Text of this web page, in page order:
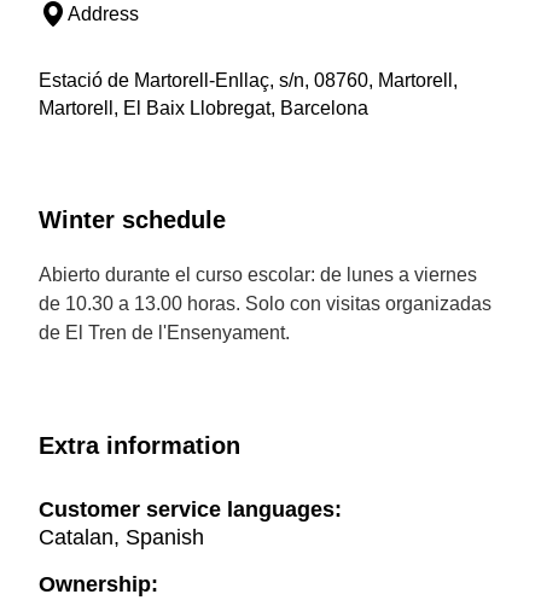
Address
Estació de Martorell-Enllaç, s/n, 08760, Martorell,
Martorell, El Baix Llobregat, Barcelona
Winter schedule
Abierto durante el curso escolar: de lunes a viernes
de 10.30 a 13.00 horas. Solo con visitas organizadas
de El Tren de l'Ensenyament.
Extra information
Customer service languages:
Catalan, Spanish
Ownership: